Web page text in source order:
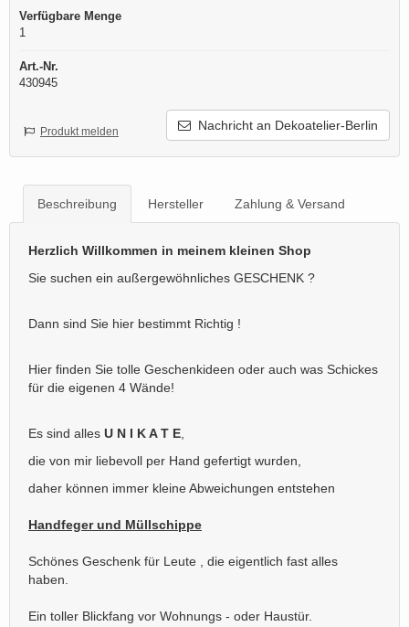
Verfügbare Menge
1
Art.-Nr.
430945
Nachricht an Dekoatelier-Berlin
Produkt melden
Beschreibung Hersteller Zahlung & Versand
Herzlich Willkommen in meinem kleinen Shop
Sie suchen ein außergewöhnliches GESCHENK ?
Dann sind Sie hier bestimmt Richtig !
Hier finden Sie tolle Geschenkideen oder auch was Schickes
für die eigenen 4 Wände!
Es sind alles U N I K A T E,
die von mir liebevoll per Hand gefertigt wurden,
daher können immer kleine Abweichungen entstehen
Handfeger und Müllschippe
Schönes Geschenk für Leute , die eigentlich fast alles
haben.
Ein toller Blickfang vor Wohnungs - oder Haustür.